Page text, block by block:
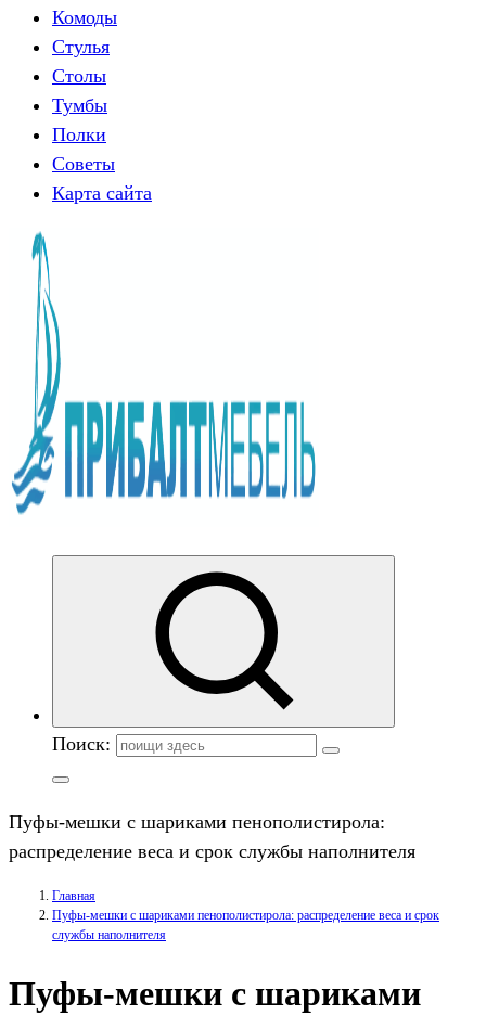
Комоды
Стулья
Столы
Тумбы
Полки
Советы
Карта сайта
Поиск:
Пуфы-мешки с шариками пенополистирола:
распределение веса и срок службы наполнителя
Главная
Пуфы-мешки с шариками пенополистирола: распределение веса и срок
службы наполнителя
Пуфы-мешки с шариками